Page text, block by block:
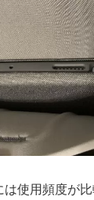
使用頻度が